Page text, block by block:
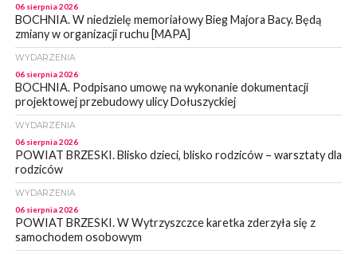
06 sierpnia 2026
BOCHNIA. W niedzielę memoriałowy Bieg Majora Bacy. Będą
zmiany w organizacji ruchu [MAPA]
WYDARZENIA
06 sierpnia 2026
BOCHNIA. Podpisano umowę na wykonanie dokumentacji
projektowej przebudowy ulicy Dołuszyckiej
WYDARZENIA
06 sierpnia 2026
POWIAT BRZESKI. Blisko dzieci, blisko rodziców – warsztaty dla
rodziców
WYDARZENIA
06 sierpnia 2026
POWIAT BRZESKI. W Wytrzyszczce karetka zderzyła się z
samochodem osobowym